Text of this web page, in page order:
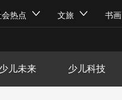
会热点 文旅 书画
外交视界
旅游攻略 乡村振兴
少儿未来 少儿科技
能力培养